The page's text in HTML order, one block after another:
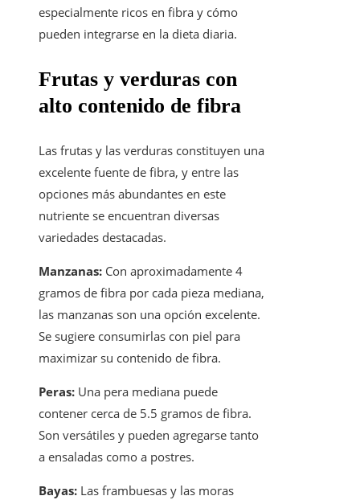
especialmente ricos en fibra y cómo
pueden integrarse en la dieta diaria.
Frutas y verduras con
alto contenido de fibra
Las frutas y las verduras constituyen una
excelente fuente de fibra, y entre las
opciones más abundantes en este
nutriente se encuentran diversas
variedades destacadas.
Manzanas: Con aproximadamente 4
gramos de fibra por cada pieza mediana,
las manzanas son una opción excelente.
Se sugiere consumirlas con piel para
maximizar su contenido de fibra.
Peras: Una pera mediana puede
contener cerca de 5.5 gramos de fibra.
Son versátiles y pueden agregarse tanto
a ensaladas como a postres.
Bayas: Las frambuesas y las moras